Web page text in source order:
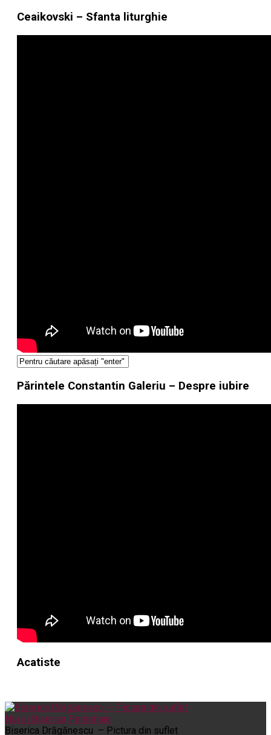
Ceaikovski – Sfanta liturghie
Părintele Constantin Galeriu – Despre iubire
Acatiste
Noi și Biserica Pelerinaje
Biserica Drăgănescu – Pictura din suflet